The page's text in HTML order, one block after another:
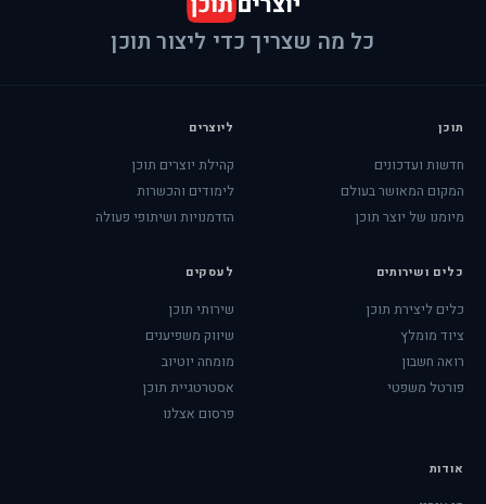
כל מה שצריך כדי ליצור תוכן
תוכן
חדשות ועדכונים
המקום המאושר בעולם
מיומנו של יוצר תוכן
ליוצרים
קהילת יוצרים תוכן
לימודים והכשרות
הזדמנויות ושיתופי פעולה
כלים ושירותים
כלים ליצירת תוכן
ציוד מומלץ
רואה חשבון
פורטל משפטי
לעסקים
שירותי תוכן
שיווק משפיענים
מומחה יוטיוב
אסטרטגיית תוכן
פרסום אצלנו
אודות